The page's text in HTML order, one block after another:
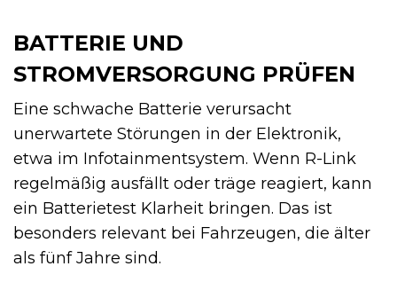
BATTERIE UND
STROMVERSORGUNG PRÜFEN
Eine schwache Batterie verursacht
unerwartete Störungen in der Elektronik,
etwa im Infotainmentsystem. Wenn R-Link
regelmäßig ausfällt oder träge reagiert, kann
ein Batterietest Klarheit bringen. Das ist
besonders relevant bei Fahrzeugen, die älter
als fünf Jahre sind.